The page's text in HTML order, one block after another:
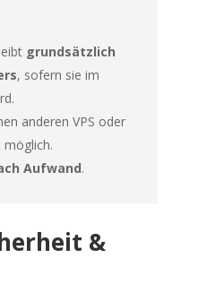
grundsätzlich
, sofern sie im
anderen VPS oder
möglich.
Aufwand.
&